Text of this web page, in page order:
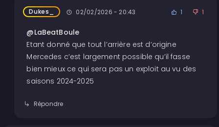
Dukes_ 02/02/2026 - 20:43 1 1
@LaBeatBoule
Etant donné que tout l’arrière est d’origine
Mercedes c’est largement possible qu’il fasse
bien mieux ce qui sera pas un exploit au vu des
saisons 2024-2025
Répondre